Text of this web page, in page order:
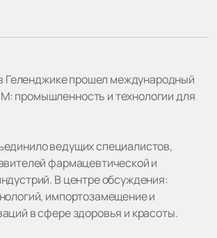
Геленджике прошел международный
промышленность и технологии для
ведущих специалистов,
фармацевтической и
В центре обсуждения:
импортозамещение и
в сфере здоровья и красоты.